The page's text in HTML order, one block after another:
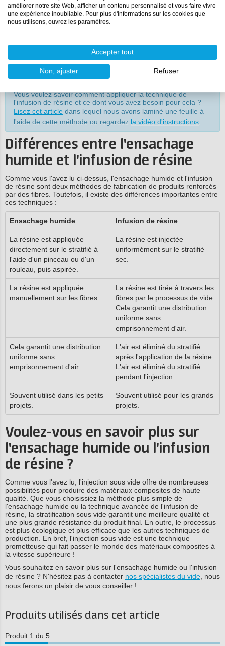
élevés
Meilleur contrôle du processus
Consommation moindre de
résine
Vous voulez savoir comment appliquer la technique de
l'infusion de résine et ce dont vous avez besoin pour cela ?
Lisez cet article dans lequel nous avons laminé une feuille à
l'aide de cette méthode ou regardez la vidéo d'instructions
Différences entre l'ensachage
humide et l'infusion de résine
Comme vous l'avez lu ci-dessus, l'ensachage humide et l'infusion
de résine sont deux méthodes de fabrication de produits renforcés
par des fibres. Toutefois, il existe des différences importantes entre
ces techniques :
Ensachage humide Infusion de résine
La résine est appliquée
directement sur le stratifié à
l'aide d'un pinceau ou d'un
rouleau, puis aspirée.
La résine est injectée
uniformément sur le stratifié
sec.
La résine est appliquée
manuellement sur les fibres.
La résine est tirée à travers les
fibres par le processus de vide.
Cela garantit une distribution
uniforme sans
emprisonnement d'air.
Cela garantit une distribution
uniforme sans
emprisonnement d'air.
L'air est éliminé du stratifié
après l'application de la résine.
L'air est éliminé du stratifié
pendant l'injection.
Souvent utilisé dans les petits
projets.
Souvent utilisé pour les grands
projets.
Voulez-vous en savoir plus sur
l'ensachage humide ou l'infusion
de résine ?
Comme vous l'avez lu, l'injection sous vide offre de nombreuses
possibilités pour produire des matériaux composites de haute
qualité. Que vous choisissiez la méthode plus simple de
l'ensachage humide ou la technique avancée de l'infusion de
résine, la stratification sous vide garantit une meilleure qualité et
une plus grande résistance du produit final. En outre, le processus
est plus écologique et plus efficace que les autres techniques de
production. En bref, l'injection sous vide est une technique
prometteuse qui fait passer le monde des matériaux composites à
la vitesse supérieure !
Vous souhaitez en savoir plus sur l'ensachage humide ou l'infusion
de résine ? N'hésitez pas à contacter nos spécialistes du vide , nous
nous ferons un plaisir de vous conseiller !
Produits utilisés dans cet article
Produit 1 du 5
améliorer notre site Web, afficher un contenu personnalisé et vous faire vivre
une expérience inoubliable. Pour plus d'informations sur les cookies que
nous utilisons, ouvrez les paramètres.
Accepter tout
Non, ajuster Refuser